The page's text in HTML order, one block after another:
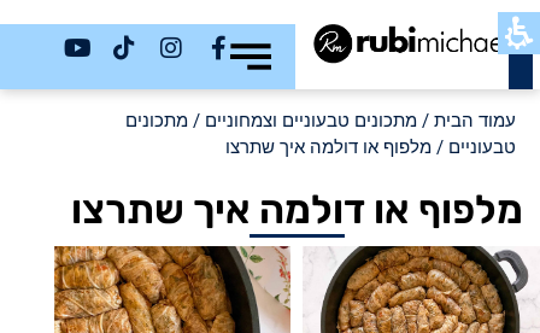
כשר
עמוד הבית / מתכונים טבעוניים וצמחוניים / מתכונים
טבעוניים / מלפוף או דולמה איך שתרצו
מלפוף או דולמה איך שתרצו